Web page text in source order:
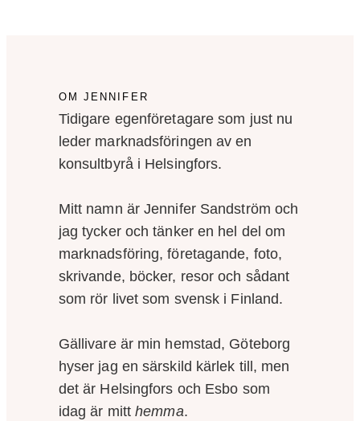
OM JENNIFER
Tidigare egenföretagare som just nu
leder marknadsföringen av en
konsultbyrå i Helsingfors.
Mitt namn är Jennifer Sandström och
jag tycker och tänker en hel del om
marknadsföring, företagande, foto,
skrivande, böcker, resor och sådant
som rör livet som svensk i Finland.
Gällivare är min hemstad, Göteborg
hyser jag en särskild kärlek till, men
det är Helsingfors och Esbo som
idag är mitthemma.